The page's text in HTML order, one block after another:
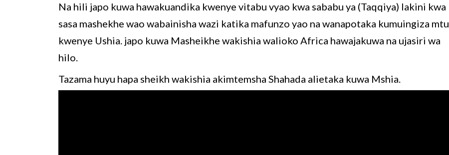
Na hili japo kuwa hawakuandika kwenye vitabu vyao kwa sababu ya (Taqqiya) lakini kwa
sasa mashekhe wao wabainisha wazi katika mafunzo yao na wanapotaka kumuingiza mtu
kwenye Ushia. japo kuwa Masheikhe wakishia walioko Africa hawajakuwa na ujasiri wa
hilo.
Tazama huyu hapa sheikh wakishia akimtemsha Shahada alietaka kuwa Mshia.